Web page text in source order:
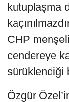
kutuplaşma
CHP
cendereye
sürüklendiği
Özgür